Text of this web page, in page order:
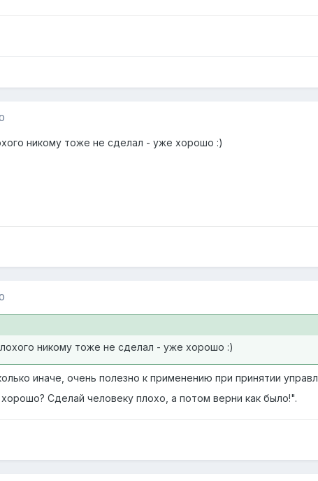
никому тоже не сделал - уже хорошо :)
никому тоже не сделал - уже хорошо :)
иначе, очень полезно к применению при принятии
Сделай человеку плохо, а потом верни как было!".